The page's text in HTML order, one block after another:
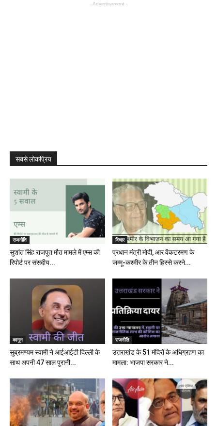
- Advertisement -
सबसे लोकप्रिय
राजनीति
सुशांत सिंह राजपूत मौत मामले में एम्स की
रिपोर्ट पर संसदीय...
विचार
प्रधान मंत्री मोदी, आर वेंकटरमण के
जम्मू-कश्मीर के तीन हिस्से करने...
कानून
सुब्रमण्यम स्वामी ने आईआईटी दिल्ली के
साथ अपनी 47 साल पुरानी...
राजनीति
उत्तराखंड के 51 मंदिरों के अधिग्रहण का
मामला: भाजपा सरकार ने...